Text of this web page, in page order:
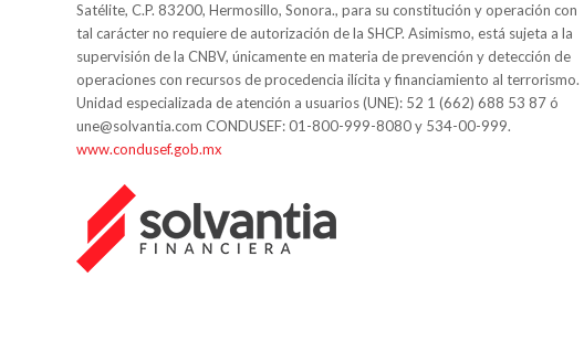
Satélite, C.P. 83200, Hermosillo, Sonora., para su constitución y operación con
tal carácter no requiere de autorización de la SHCP. Asimismo, está sujeta a la
supervisión de la CNBV, únicamente en materia de prevención y detección de
operaciones con recursos de procedencia ilícita y financiamiento al terrorismo.
Unidad especializada de atención a usuarios (UNE): 52 1 (662) 688 53 87 ó
une@solvantia.com CONDUSEF: 01-800-999-8080 y 534-00-999.
www.condusef.gob.mx